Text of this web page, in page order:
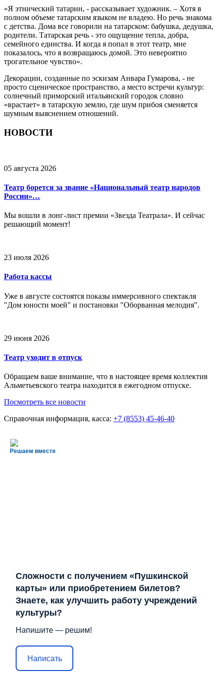
«Я этнический татарин, - рассказывает художник. – Хотя в
полном объеме татарским языком не владею. Но речь знакома
с детства. Дома все говорили на татарском: бабушка, дедушка,
родители. Татарская речь - это ощущение тепла, добра,
семейного единства. И когда я попал в этот театр, мне
показалось, что я возвращаюсь домой. Это невероятно
трогательное чувство».
Декорации, созданные по эскизам Анвара Гумарова, - не
просто сценическое пространство, а место встречи культур:
солнечный приморский итальянский городок словно
«врастает» в татарскую землю, где шум прибоя сменяется
шумным выяснением отношений.
НОВОСТИ
05 августа 2026
Театр борется за звание «Национальный театр народов
России»…
Мы вошли в лонг-лист премии «Звезда Театрала». И сейчас
решающий момент!
23 июля 2026
Работа кассы
Уже в августе состоятся показы иммерсивного спектакля
"Дом юности моей" и постановки "Оборванная мелодия".
29 июня 2026
Театр уходит в отпуск
Обращаем ваше внимание, что в настоящее время коллектив
Альметьевского театра находится в ежегодном отпуске.
Посмотреть все новости
Справочная информация, касса: +7 (8553) 45-46-40
Решаем вместе
Сложности с получением «Пушкинской
карты» или приобретением билетов?
Знаете, как улучшить работу учреждений
культуры?
Напишите — решим!
Написать